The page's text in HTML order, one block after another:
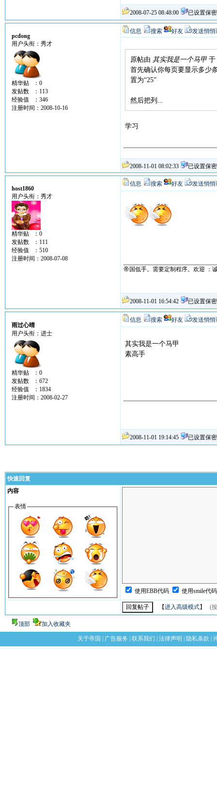
2008-07-25 08:48:00 已设置保密
pcdong
用户头衔：秀才
精华贴 ：0
发贴数 ：113
经验值 ：346
注册时间：2008-10-16
信息 搜索 好友 发送悄悄
原帖由 其实我是一个马甲 于
首先确认你每页要显示多少
置为“25”
然后把列...
学习
2008-11-01 08:02:33 已设置保密
host1860
用户头衔：秀才
精华贴 ：0
发贴数 ：111
经验值 ：510
注册时间：2008-07-08
信息 搜索 好友 发送悄悄
帝国低手。需要定制程序。欢迎 ：
2008-11-01 16:54:42 已设置保密
雨过心晴
用户头衔：进士
精华贴 ：0
发贴数 ：672
经验值 ：1834
注册时间：2008-02-27
信息 搜索 好友 发送悄悄
其实我是一个马甲
素高手
2008-11-01 19:14:45 已设置保密
快速回复
内容
表情
使用EBB代码 使用smile代
【进入高级模式】 (
顶部 加入收藏夹
关于帝国 广告服务 联系我们 法律声明 隐私条款